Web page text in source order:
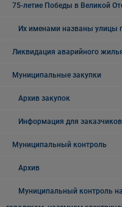
75-летие Победы в Великой
Их именами названы улицы
Ликвидация аварийного
Муниципальные закупки
Архив закупок
Информация для заказчиков
Муниципальный контроль
Архив
Муниципальный контроль